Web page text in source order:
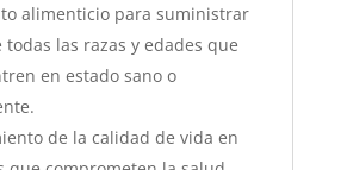
alimenticio para suministrar
todas las razas y edades que
en estado sano o
de la calidad de vida en